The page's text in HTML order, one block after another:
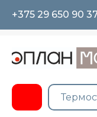
+375 29 650 90